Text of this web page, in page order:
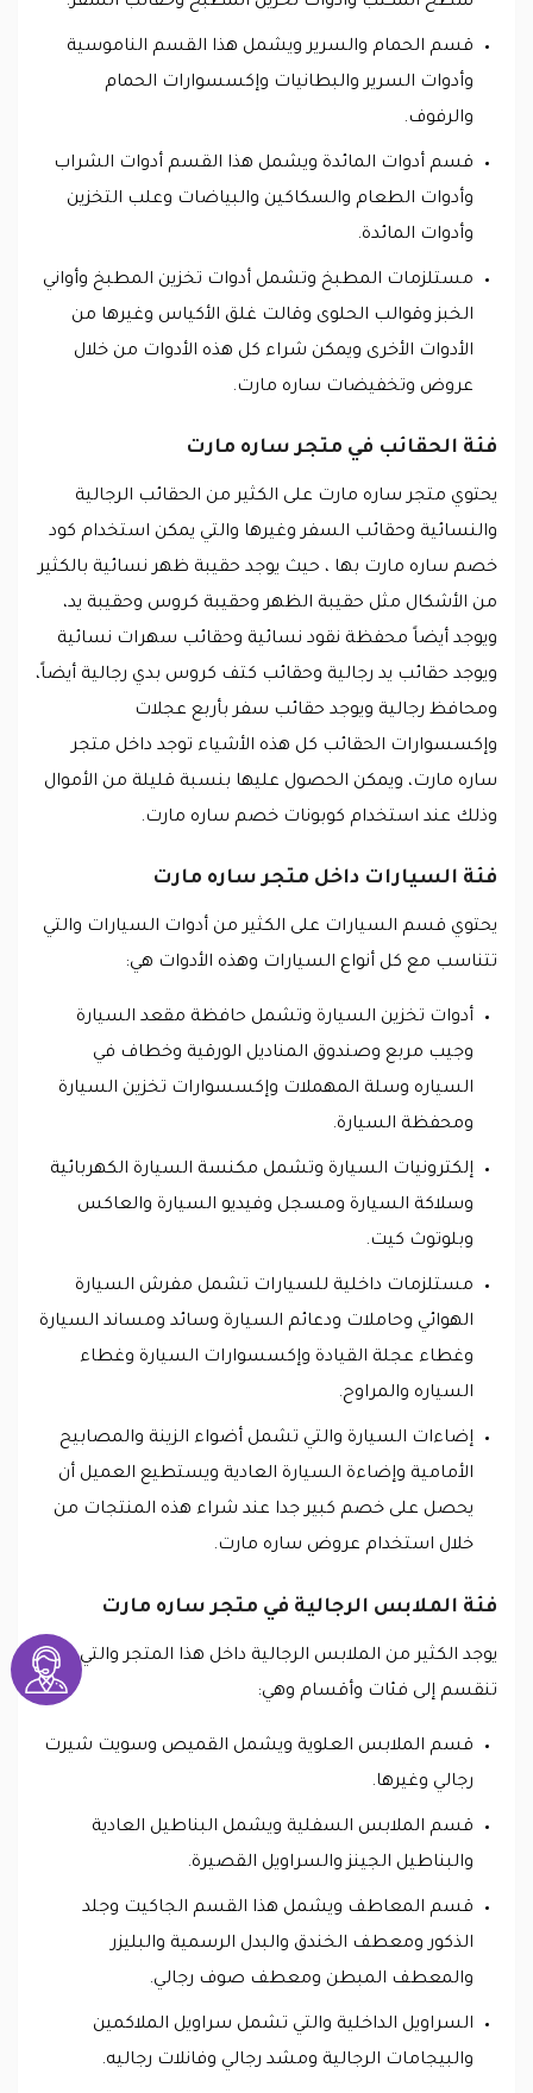
قسم الحمام والسرير ويشمل هذا القسم الناموسية
وأدوات السرير والبطانيات وإكسسوارات الحمام
والرفوف.
قسم أدوات المائدة ويشمل هذا القسم أدوات الشراب
وأدوات الطعام والسكاكين والبياضات وعلب التخزين
وأدوات المائدة.
مستلزمات المطبخ وتشمل أدوات تخزين المطبخ وأواني
الخبز وقوالب الحلوى وقالت غلق الأكياس وغيرها من
الأدوات الأخرى ويمكن شراء كل هذه الأدوات من خلال
عروض وتخفيضات ساره مارت.
فئة الحقائب في متجر ساره مارت
يحتوي متجر ساره مارت على الكثير من الحقائب الرجالية
والنسائية وحقائب السفر وغيرها والتي يمكن استخدام كود
خصم ساره مارت بها ، حيث يوجد حقيبة ظهر نسائية بالكثير
من الأشكال مثل حقيبة الظهر وحقيبة كروس وحقيبة يد،
ويوجد أيضاً محفظة نقود نسائية وحقائب سهرات نسائية
ويوجد حقائب يد رجالية وحقائب كتف كروس بدي رجالية أيضاً،
ومحافظ رجالية ويوجد حقائب سفر بأربع عجلات
وإكسسوارات الحقائب كل هذه الأشياء توجد داخل متجر
ساره مارت، ويمكن الحصول عليها بنسبة قليلة من الأموال
وذلك عند استخدام كوبونات خصم ساره مارت.
فئة السيارات داخل متجر ساره مارت
يحتوي قسم السيارات على الكثير من أدوات السيارات والتي
تتناسب مع كل أنواع السيارات وهذه الأدوات هي:
أدوات تخزين السيارة وتشمل حافظة مقعد السيارة
وجيب مربع وصندوق المناديل الورقية وخطاف في
السياره وسلة المهملات وإكسسوارات تخزين السيارة
ومحفظة السيارة.
إلكترونيات السيارة وتشمل مكنسة السيارة الكهربائية
وسلاكة السيارة ومسجل وفيديو السيارة والعاكس
وبلوتوث كيت.
مستلزمات داخلية للسيارات تشمل مفرش السيارة
الهوائي وحاملات ودعائم السيارة وسائد ومساند السيارة
وغطاء عجلة القيادة وإكسسوارات السيارة وغطاء
السياره والمراوح.
إضاءات السيارة والتي تشمل أضواء الزينة والمصابيح
الأمامية وإضاءة السيارة العادية ويستطيع العميل أن
يحصل على خصم كبير جدا عند شراء هذه المنتجات من
خلال استخدام عروض ساره مارت.
فئة الملابس الرجالية في متجر ساره مارت
يوجد الكثير من الملابس الرجالية داخل هذا المتجر والتي
تنقسم إلى فئات وأقسام وهي:
قسم الملابس العلوية ويشمل القميص وسويت شيرت
رجالي وغيرها.
قسم الملابس السفلية ويشمل البناطيل العادية
والبناطيل الجينز والسراويل القصيرة.
قسم المعاطف ويشمل هذا القسم الجاكيت وجلد
الذكور ومعطف الخندق والبدل الرسمية والبليزر
والمعطف المبطن ومعطف صوف رجالي.
السراويل الداخلية والتي تشمل سراويل الملاكمين
والبيجامات الرجالية ومشد رجالي وفانلات رجاليه.